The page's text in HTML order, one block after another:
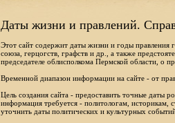
Даты жизни и правлений.
Этот сайт содержит даты жизни и годы правления
союза, герцогств, графств и др., а также
председателе облисполкома Пермской области, о
Временной диапазон информации на сайте - от
Цель создания сайта - предоставить точные даты
информация требуется - политологам,
уточнить даты политических и культурных